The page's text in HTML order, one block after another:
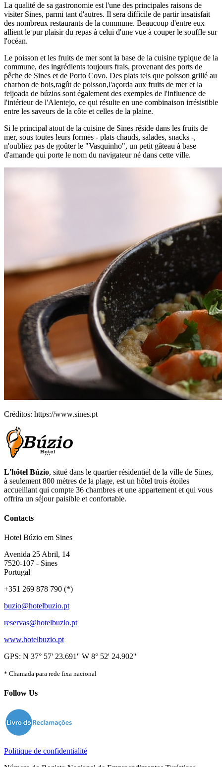
La qualité de sa gastronomie est l'une des principales raisons de
visiter Sines, parmi tant d'autres. Il sera difficile de partir insatisfait
des nombreux restaurants de la commune. Beaucoup d'entre eux
allient le pur plaisir du repas à celui d'une vue à couper le souffle sur
l'océan.
Le poisson et les fruits de mer sont la base de la cuisine typique de la
commune, des ingrédients toujours frais, provenant des ports de
pêche de Sines et de Porto Covo. Des plats tels que poisson grillé au
charbon de bois,ragût de poisson,l'açorda aux fruits de mer et la
feijoada de búzios sont également des exemples de l'influence de
l'intérieur de l'Alentejo, ce qui résulte en une combinaison irrésistible
entre les saveurs de la côte et celles de la plaine.
Si le principal atout de la cuisine de Sines réside dans les fruits de
mer, sous toutes leurs formes - plats chauds, salades, snacks -,
n'oubliez pas de goûter le "Vasquinho", un petit gâteau à base
d'amande qui porte le nom du navigateur né dans cette ville.
Créditos: https://www.sines.pt
L'hôtel Búzio, situé dans le quartier résidentiel de la ville de Sines,
à seulement 800 mètres de la plage, est un hôtel trois étoiles
accueillant qui compte 36 chambres et une appartement et qui vous
offrira un séjour paisible et confortable.
Contacts
Hotel Búzio em Sines
Avenida 25 Abril, 14
7520-107 - Sines
Portugal
+351 269 878 790 (*)
buzio@hotelbuzio.pt
reservas@hotelbuzio.pt
www.hotelbuzio.pt
GPS: N 37° 57' 23.691'' W 8° 52' 24.902''
* Chamada para rede fixa nacional
Follow Us
Politique de confidentialité